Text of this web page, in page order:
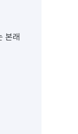
본래